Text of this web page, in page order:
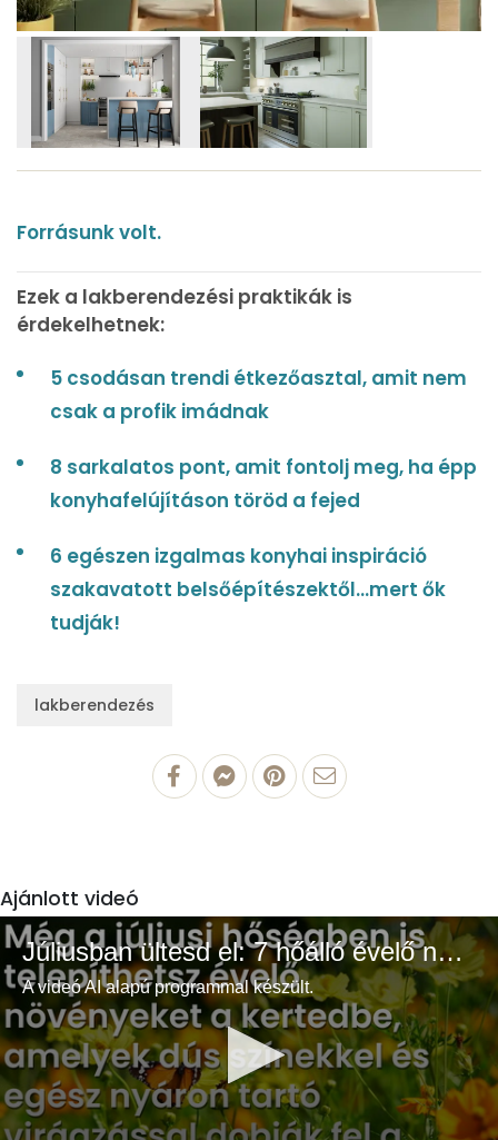
Forrásunk volt.
Ezek a lakberendezési praktikák is
érdekelhetnek:
5 csodásan trendi étkezőasztal, amit nem
csak a profik imádnak
8 sarkalatos pont, amit fontolj meg, ha épp
konyhafelújításon töröd a fejed
6 egészen izgalmas konyhai inspiráció
szakavatott belsőépítészektől...mert ők
tudják!
lakberendezés
Ajánlott videó
Júliusban ültesd el: 7 hőálló évelő növény a színes és buja kertért
A videó AI alapú programmal készült.